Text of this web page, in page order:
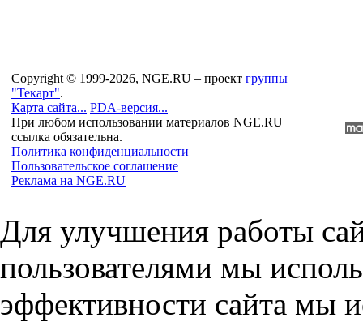
Copyright © 1999-2026, NGE.RU – проект группы
"Текарт".
Карта сайта... PDA-версия...
При любом использовании материалов NGE.RU
ссылка обязательна.
Политика конфиденциальности
Пользовательское соглашение
Реклама на NGE.RU
Для улучшения работы
пользователями мы
эффективности сайта мы